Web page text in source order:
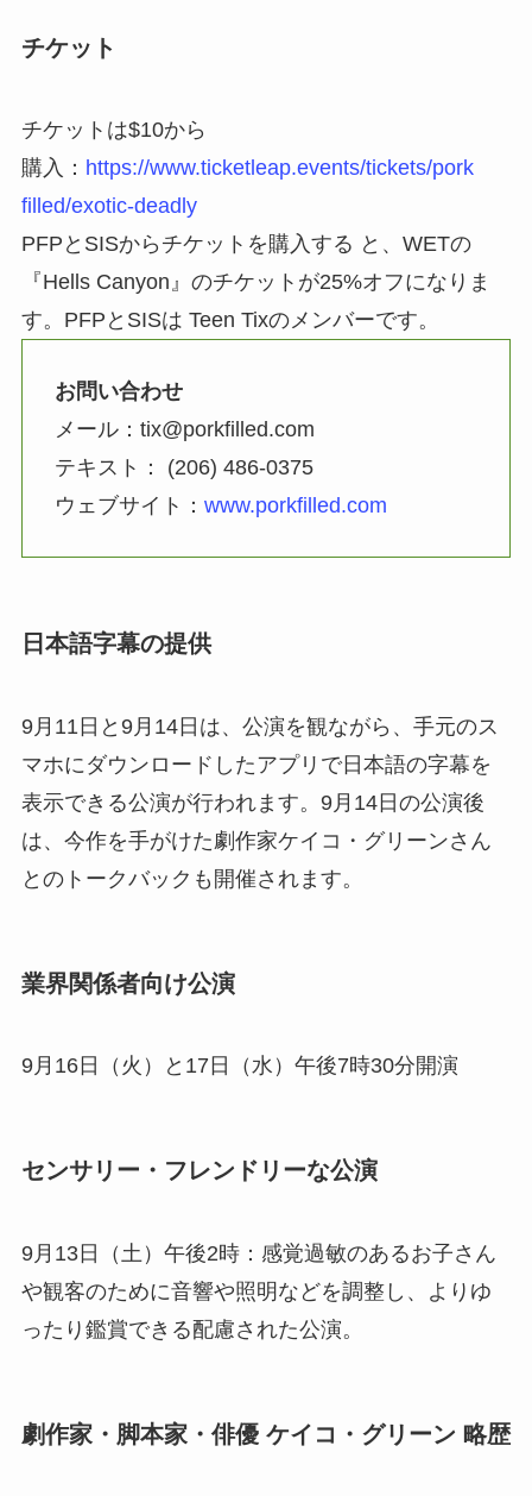
チケット
チケットは$10から
購入： https://www.ticketleap.events/tickets/pork
filled/exotic-deadly
PFPとSISからチケットを購入する と、WETの
『Hells Canyon』のチケットが25%オフになりま
す。PFPとSISは Teen Tixのメンバーです。
お問い合わせ
メール：tix@porkfilled.com
テキスト： (206) 486-0375
ウェブサイト： www.porkfilled.com
日本語字幕の提供
9月11日と9月14日は、公演を観ながら、手元のス
マホにダウンロードしたアプリで日本語の字幕を
表示できる公演が行われます。9月14日の公演後
は、今作を手がけた劇作家ケイコ・グリーンさん
とのトークバックも開催されます。
業界関係者向け公演
9月16日（火）と17日（水）午後7時30分開演
センサリー・フレンドリーな公演
9月13日（土）午後2時：感覚過敏のあるお子さん
や観客のために音響や照明などを調整し、よりゆ
ったり鑑賞できる配慮された公演。
劇作家・脚本家・俳優 ケイコ・グリーン 略歴